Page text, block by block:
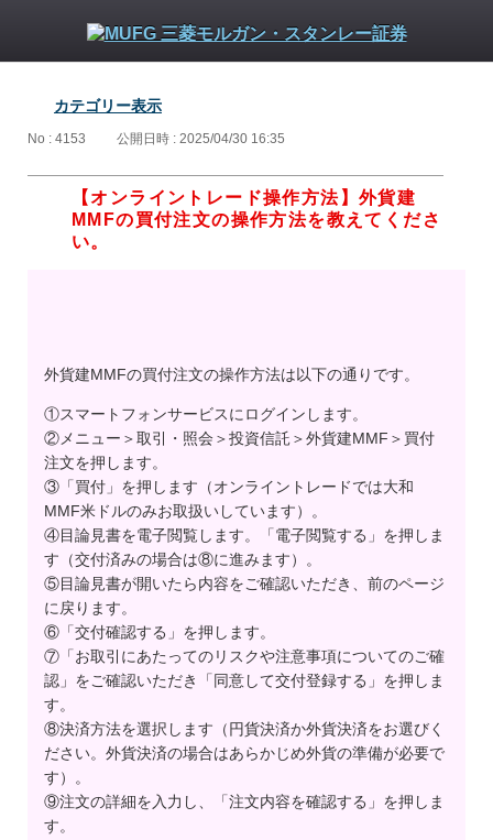
カテゴリー表示
No : 4153 公開日時 : 2025/04/30 16:35
【オンライントレード操作方法】外貨建
MMFの買付注文の操作方法を教えてくださ
い。
外貨建MMFの買付注文の操作方法は以下の通りです。
①スマートフォンサービスにログインします。
②メニュー＞取引・照会＞投資信託＞外貨建MMF＞買付
注文を押します。
③「買付」を押します（オンライントレードでは大和
MMF米ドルのみお取扱いしています）。
④目論見書を電子閲覧します。「電子閲覧する」を押しま
す（交付済みの場合は⑧に進みます）。
⑤目論見書が開いたら内容をご確認いただき、前のページ
に戻ります。
⑥「交付確認する」を押します。
⑦「お取引にあたってのリスクや注意事項についてのご確
認」をご確認いただき「同意して交付登録する」を押しま
す。
⑧決済方法を選択します（円貨決済か外貨決済をお選びく
ださい。外貨決済の場合はあらかじめ外貨の準備が必要で
す）。
⑨注文の詳細を入力し、「注文内容を確認する」を押しま
す。